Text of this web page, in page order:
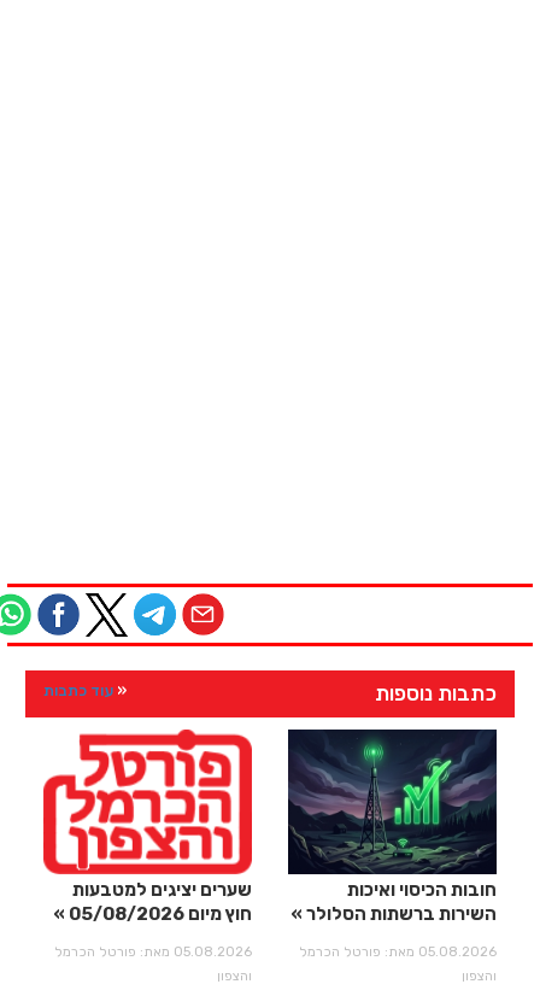
כתבות נוספות עוד כתבות
חובות הכיסוי ואיכות
השירות ברשתות הסלולר
05.08.2026 מאת: פורטל הכרמל
והצפון
שערים יציגים למטבעות
חוץ מיום 05/08/2026
05.08.2026 מאת: פורטל הכרמל
והצפון